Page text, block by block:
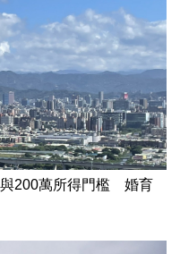
與200萬所得門檻 婚育